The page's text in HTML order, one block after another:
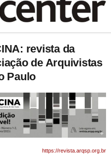
revista da
de Arquivistas
Paulo
https://revista.arqsp.org.br